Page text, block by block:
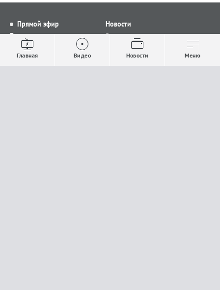
Прямой эфир
Видео
Выпуски новостей
Проекты
Новости
Все новости
Общество
Строительство и ЖКХ
Главная Видео Новости Меню